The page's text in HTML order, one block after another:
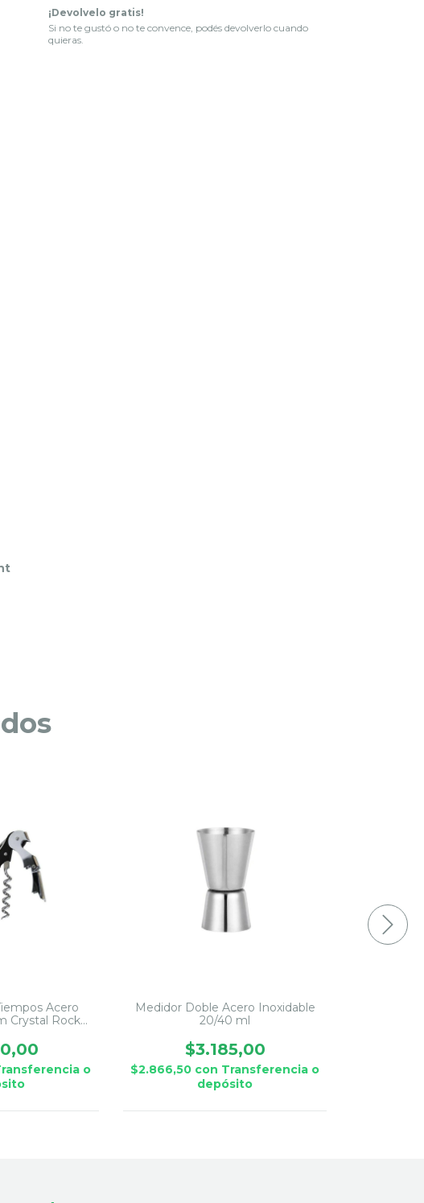
¡Devolvelo gratis!
Si no te gustó o no te convence, podés devolverlo cuando
quieras.
Acero
Crystal Rock
o
Medidor Doble Acero Inoxidable
20/40 ml
$3.185,00
$2.866,50 con Transferencia o
depósito